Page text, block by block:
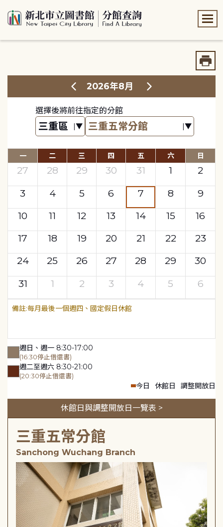
2026年8月
選擇後將前往指定的分館
一 二 三 四 五 六 日
27 28 29 30 31 1
2
3
4 5 6 7 8
9
10
11 12 13 14 15
16
17
18 19 20 21 22
23
24
25 26 27 28 29
30
31
1 2 3 4 5 6
每月最後一個週四、國定假日休館
週日、週一 8:30-17:00
(16:30停止借還書)
週二至週六 8:30-21:00
(20:30停止借還書)
今日 休館日 調整開放日
休館日與調整開放日一覽表 >
三重五常分館
Sanchong Wuchang Branch